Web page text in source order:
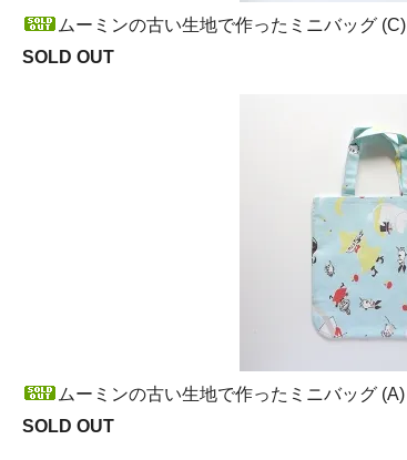
ムーミンの古い生地で作ったミニバッグ (C)
SOLD OUT
ムーミンの古い生地で作ったミニバッグ (A)
SOLD OUT